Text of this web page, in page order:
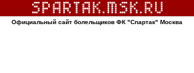
Официальный сайт болельщиков ФК "Спартак" Москва